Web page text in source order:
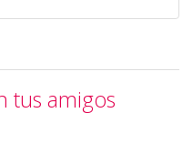
tus amigos